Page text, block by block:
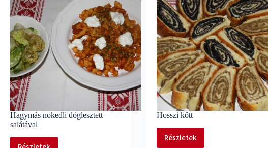
Hagymás nokedli döglesztett
salátával
Hosszi kőtt
Részletek
Hosszi